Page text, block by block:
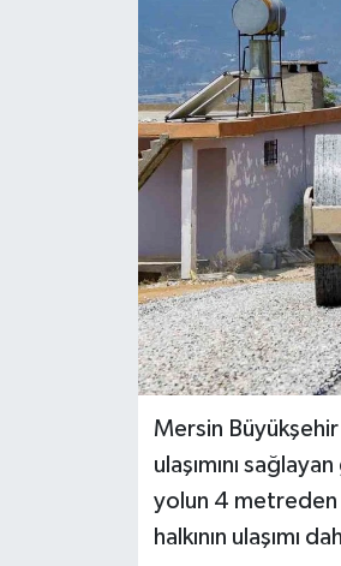
Mersin
ulaşımını
yolun 4
halkının ulaşımı